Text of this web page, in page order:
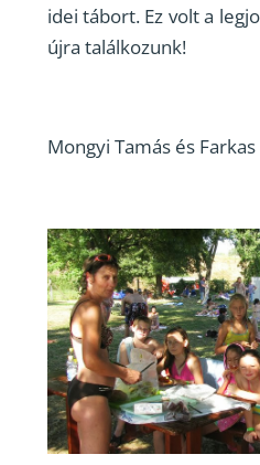
idei tábort. Ez volt a
újra találkozunk!
Mongyi Tamás és Farkas